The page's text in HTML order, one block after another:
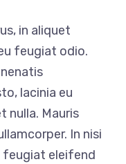
in aliquet
feugiat odio.
lacinia eu
nulla. Mauris
In nisi
feugiat eleifend